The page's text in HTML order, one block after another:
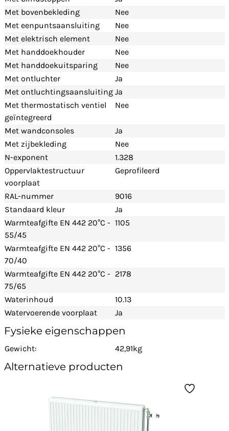
Met bovenbekleding
Nee
Met eenpuntsaansluiting
Nee
Met elektrisch element
Nee
Met handdoekhouder
Nee
Met handdoekuitsparing
Nee
Met ontluchter
Ja
Met ontluchtingsaansluiting Ja
Met thermostatisch ventiel
geïntegreerd
Nee
Met wandconsoles
Ja
Met zijbekleding
Nee
N-exponent
1.328
Oppervlaktestructuur
voorplaat
Geprofileerd
RAL-nummer
9016
Standaard kleur
Ja
Warmteafgifte EN 442 20°C -
55/45
1105
Warmteafgifte EN 442 20°C -
70/40
1356
Warmteafgifte EN 442 20°C -
75/65
2178
Waterinhoud
10.13
Watervoerende voorplaat
Ja
Fysieke eigenschappen
Gewicht: 42,91kg
Alternatieve producten